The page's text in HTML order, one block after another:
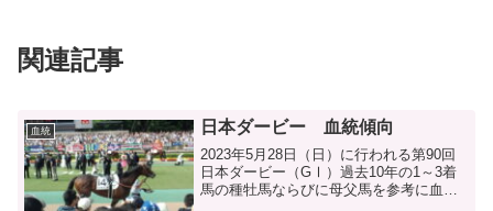
関連記事
血統 日本ダービー 血統傾向
2023年5月28日（日）に行われる第90回
日本ダービー（GⅠ）過去10年の1～3着
馬の種牡馬ならびに母父馬を参考に血統